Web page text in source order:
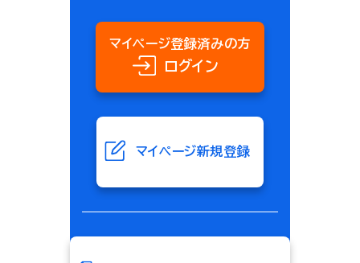
マイページ登録済みの方
ログイン
マイページ新規登録